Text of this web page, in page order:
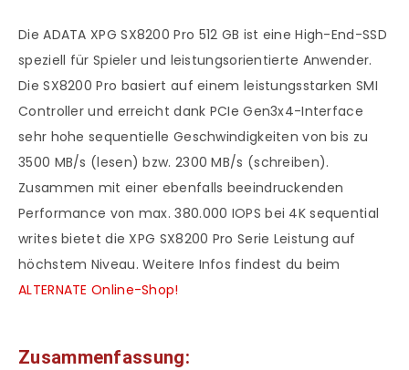
Die ADATA XPG SX8200 Pro 512 GB ist eine High-End-SSD
speziell für Spieler und leistungsorientierte Anwender.
Die SX8200 Pro basiert auf einem leistungsstarken SMI
Controller und erreicht dank PCIe Gen3x4-Interface
sehr hohe sequentielle Geschwindigkeiten von bis zu
3500 MB/s (lesen) bzw. 2300 MB/s (schreiben).
Zusammen mit einer ebenfalls beeindruckenden
Performance von max. 380.000 IOPS bei 4K sequential
writes bietet die XPG SX8200 Pro Serie Leistung auf
höchstem Niveau. Weitere Infos findest du beim
ALTERNATE Online-Shop!
Zusammenfassung: